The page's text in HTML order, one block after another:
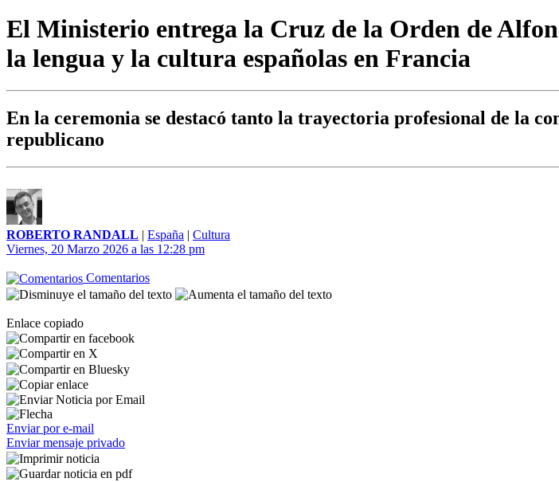
El Ministerio entrega la Cruz de la Orden de
la lengua y la cultura españolas en Francia
En la ceremonia se destacó tanto la trayectoria profesional de la
republicano
ROBERTO RANDALL | España | Cultura
Viernes, 20 Marzo 2026 a las 12:28 pm
Comentarios
Enlace copiado
Enviar por e-mail
Enviar mensaje privado